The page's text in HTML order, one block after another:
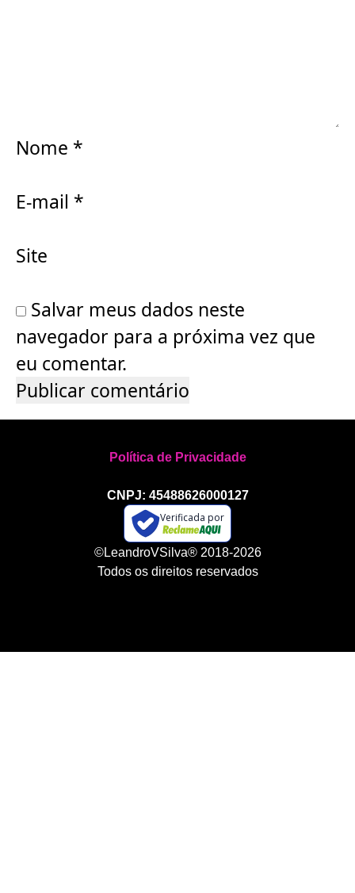
Nome *
E-mail *
Site
Salvar meus dados neste
navegador para a próxima vez que
eu comentar.
Política de Privacidade
CNPJ: 45488626000127
Verificada por
©LeandroVSilva® 2018-2026
Todos os direitos reservados